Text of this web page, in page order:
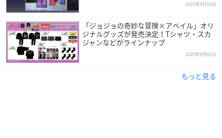
2025年9月18日
「ジョジョの奇妙な冒険×アベイル」オリ
ジナルグッズが発売決定！Tシャツ・スカ
ジャンなどがラインナップ
2025年9月01日
もっと見る